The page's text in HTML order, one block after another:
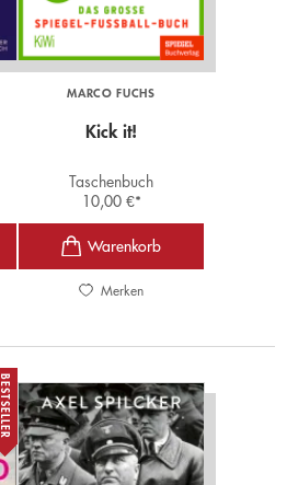
MARCO FUCHS
Kick it!
Taschenbuch
10,00 €*
Merken
BESTSELLER